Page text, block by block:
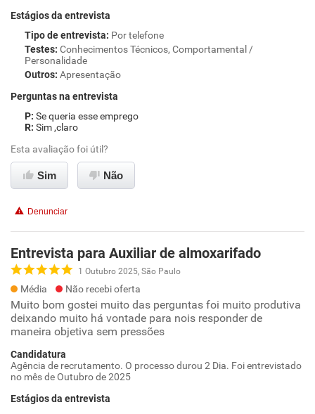
Estágios da entrevista
Tipo de entrevista: Por telefone
Testes: Conhecimentos Técnicos, Comportamental /
Personalidade
Outros: Apresentação
Perguntas na entrevista
Se queria esse emprego
Sim ,claro
Esta avaliação foi útil?
Sim Não
Denunciar
Entrevista para Auxiliar de almoxarifado
1 Outubro 2025, São Paulo
Média Não recebi oferta
Muito bom gostei muito das perguntas foi muito produtiva
deixando muito há vontade para nois responder de
maneira objetiva sem pressões
Candidatura
Agência de recrutamento. O processo durou 2 Dia. Foi entrevistado
no mês de Outubro de 2025
Estágios da entrevista